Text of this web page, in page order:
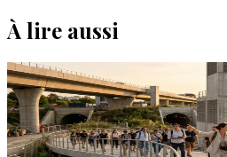
À lire aussi